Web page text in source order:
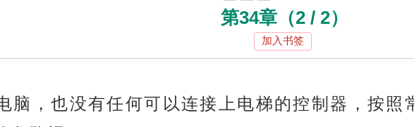
第34章（2 / 2）
加入书签
脑，也没有任何可以连接上电梯的控制器，按照